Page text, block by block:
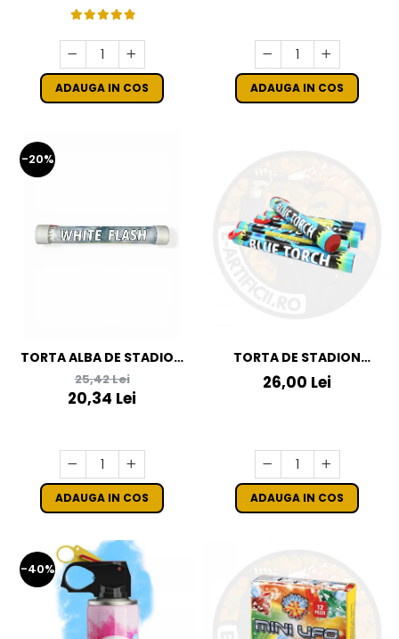
ADAUGA IN COS ADAUGA IN COS
-20%
TORTA ALBA DE STADION
CU STROBOSCOP
25,42 Lei
20,34 Lei
ADAUGA IN COS
TORTA DE STADION
CULOAREA ALBASTRA
26,00 Lei
ADAUGA IN COS
-40%